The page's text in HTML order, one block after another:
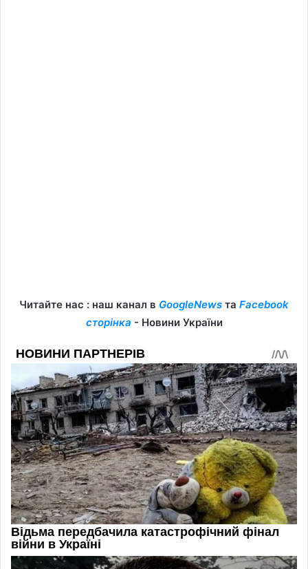
Читайте нас : наш канал в GoogleNews та Facebook
сторінка - Новини України